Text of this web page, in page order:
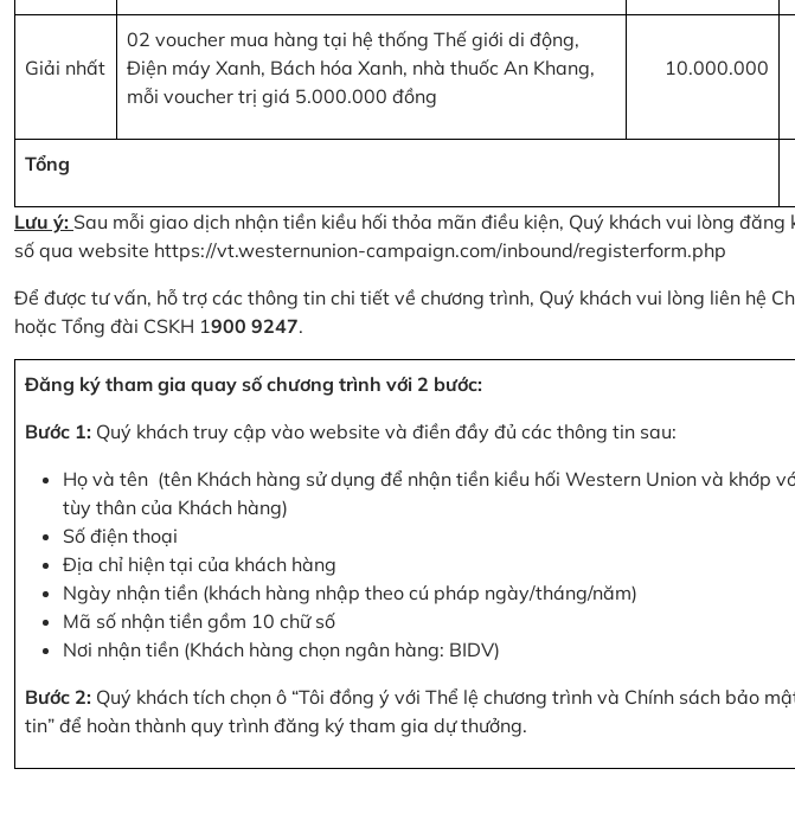
Giải nhất
02 voucher mua hàng tại hệ thống Thế giới di động,
Điện máy Xanh, Bách hóa Xanh, nhà thuốc An Khang,
mỗi voucher trị giá 5.000.000 đồng
10.000.000
Tổng
Lưu ý: Sau mỗi giao dịch nhận tiền kiều hối thỏa mãn điều kiện, Quý khách vui lòng
số qua website https://vt.westernunion-campaign.com/inbound/registerform.php
Để được tư vấn, hỗ trợ các thông tin chi tiết về chương trình, Quý khách vui lòng liên hệ
hoặc Tổng đài CSKH 1900 9247.
Đăng ký tham gia quay số chương trình với 2 bước:
Bước 1: Quý khách truy cập vào website và điền đầy đủ các thông tin sau:
Họ và tên (tên Khách hàng sử dụng để nhận tiền kiều hối Western Union và khớp
tùy thân của Khách hàng)
Số điện thoại
Địa chỉ hiện tại của khách hàng
Ngày nhận tiền (khách hàng nhập theo cú pháp ngày/tháng/năm)
Mã số nhận tiền gồm 10 chữ số
Nơi nhận tiền (Khách hàng chọn ngân hàng: BIDV)
Bước 2: Quý khách tích chọn ô “Tôi đồng ý với Thể lệ chương trình và Chính sách bảo
tin” để hoàn thành quy trình đăng ký tham gia dự thưởng.